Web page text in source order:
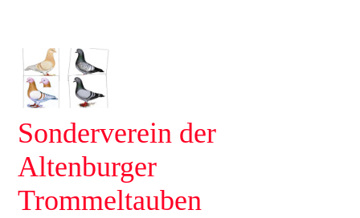
Sonderverein der
Altenburger
Trommeltauben